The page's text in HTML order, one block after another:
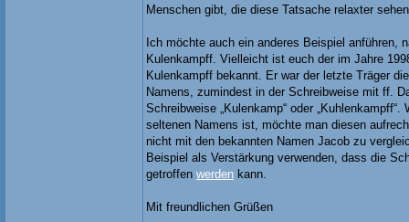
Menschen gibt, die diese Tatsache relaxter
Ich möchte auch ein anderes Beispiel anführen,
Kulenkampff. Vielleicht ist euch der im Jahre
Kulenkampff bekannt. Er war der letzte Träger
Namens, zumindest in der Schreibweise mit ff.
Schreibweise „Kulenkamp“ oder
seltenen Namens ist, möchte man diesen
nicht mit den bekannten Namen Jacob zu
Beispiel als Verstärkung verwenden, dass die
getroffen werden kann.
Mit freundlichen Grüßen